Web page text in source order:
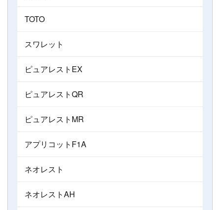
TOTO
スワレット
ピュアレストEX
ピュアレストQR
ピュアレストMR
アプリコットF1A
ネオレスト
ネオレストAH